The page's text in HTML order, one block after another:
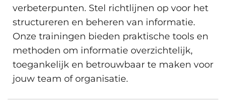
verbeterpunten. Stel richtlijnen op voor het
structureren en beheren van informatie.
Onze trainingen bieden praktische tools en
methoden om informatie overzichtelijk,
toegankelijk en betrouwbaar te maken voor
jouw team of organisatie.